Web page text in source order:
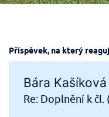
Příspěvek, na který
Bára Kašíková
Re: Doplnění k čl.